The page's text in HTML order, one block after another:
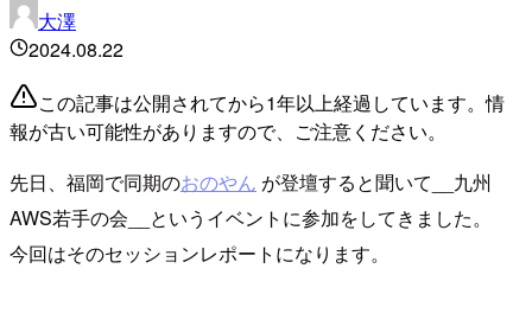
大澤
2024.08.22
この記事は公開されてから1年以上経過しています。情
報が古い可能性がありますので、ご注意ください。
先日、福岡で同期のおのやん が登壇すると聞いて__九州
AWS若手の会__というイベントに参加をしてきました。
今回はそのセッションレポートになります。